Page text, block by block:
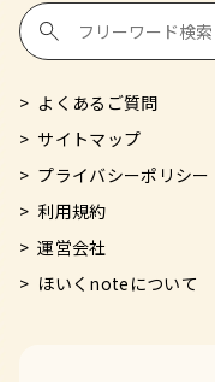
よくあるご質問
サイトマップ
プライバシーポリシー
利用規約
運営会社
ほいくnoteについて